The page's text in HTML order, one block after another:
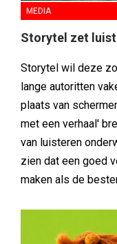
MEDIA
Storytel zet
Storytel wil deze
lange autoritten
plaats van
met een verhaal'
van luisteren
zien dat een goed
maken als de